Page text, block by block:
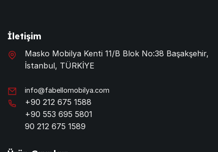
İletişim
Masko Mobilya Kenti 11/B Blok No:38 Başakşehir,
İstanbul, TÜRKİYE
info@fabellomobilya.com
+90 212 675 1588
+90 553 695 5801
90 212 675 1589